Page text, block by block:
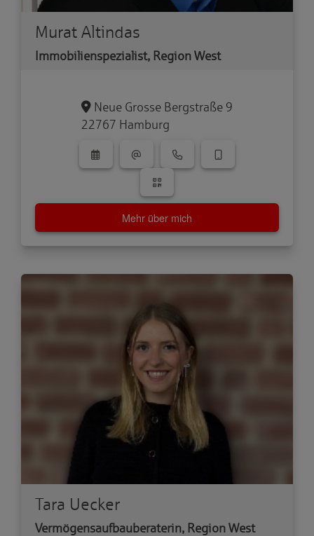
Murat Altindas
Immobilienspezialist, Region West
Neue Grosse Bergstraße 9
22767 Hamburg
Mehr über mich
Tara Uecker
Vermögensaufbauberaterin, Region West